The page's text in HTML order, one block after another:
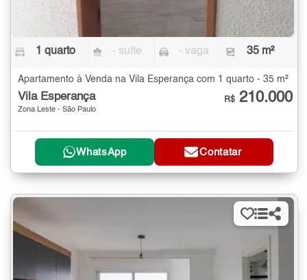
1 quarto - suíte - vaga 35 m²
Apartamento à Venda na Vila Esperança com 1 quarto - 35 m²
Vila Esperança
Zona Leste - São Paulo
R$ 210.000
WhatsApp Contatar